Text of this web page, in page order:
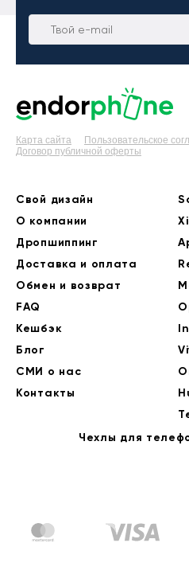
Карта сайта
Пользовательское
Договор публичной оферты
Свой дизайн
О компании
Дропшиппинг
Доставка и оплата
Обмен и возврат
FAQ
Кешбэк
Блог
СМИ о нас
Контакты
Чехлы для